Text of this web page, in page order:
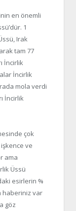
en önemli
1
Irak
tam 77
İncirlik
İncirlik
mola verdi
İncirlik
çok
ve
ama
Üssü
esirlerin %
haberiniz var
göz